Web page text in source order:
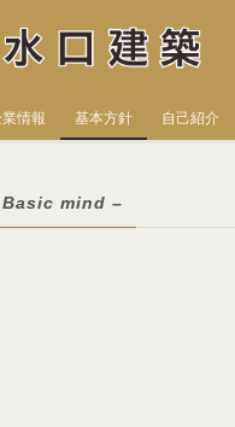
情報 基本方針 自己紹介
Basic mind –